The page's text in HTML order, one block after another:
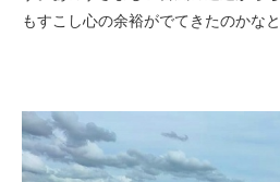
もすこし心の余裕がでてきたのかな